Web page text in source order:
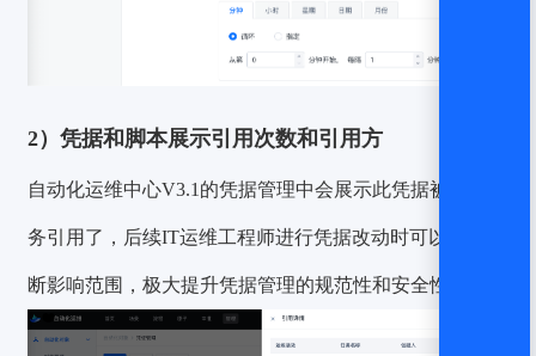
2）凭据和脚本展示引用次数和引用方
自动化运维中心V3.1的凭据管理中会展示此凭据被哪些任
务引用了，后续IT运维工程师进行凭据改动时可以清晰判
断影响范围，极大提升凭据管理的规范性和安全性。